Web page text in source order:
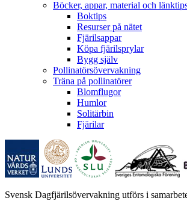
Böcker, appar, material och
Boktips
Resurser på nätet
Fjärilsappar
Köpa fjärilsprylar
Bygg själv
Pollinatörsövervakning
Träna på pollinatörer
Blomflugor
Humlor
Solitärbin
Fjärilar
Svensk Dagfjärilsövervakning utförs i